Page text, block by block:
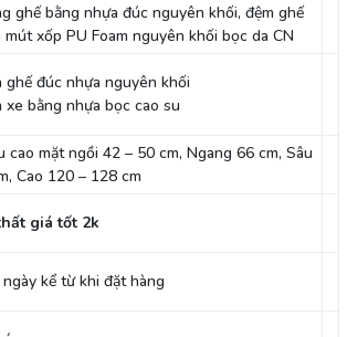
ghế bằng nhựa đúc nguyên khối, đệm ghế
mút xốp PU Foam nguyên khối bọc da CN
ghế đúc nhựa nguyên khối
xe bằng nhựa bọc cao su
cao mặt ngồi 42 – 50 cm, Ngang 66 cm, Sâu
Cao 120 – 128 cm
giá tốt 2k
kể từ khi đặt hàng